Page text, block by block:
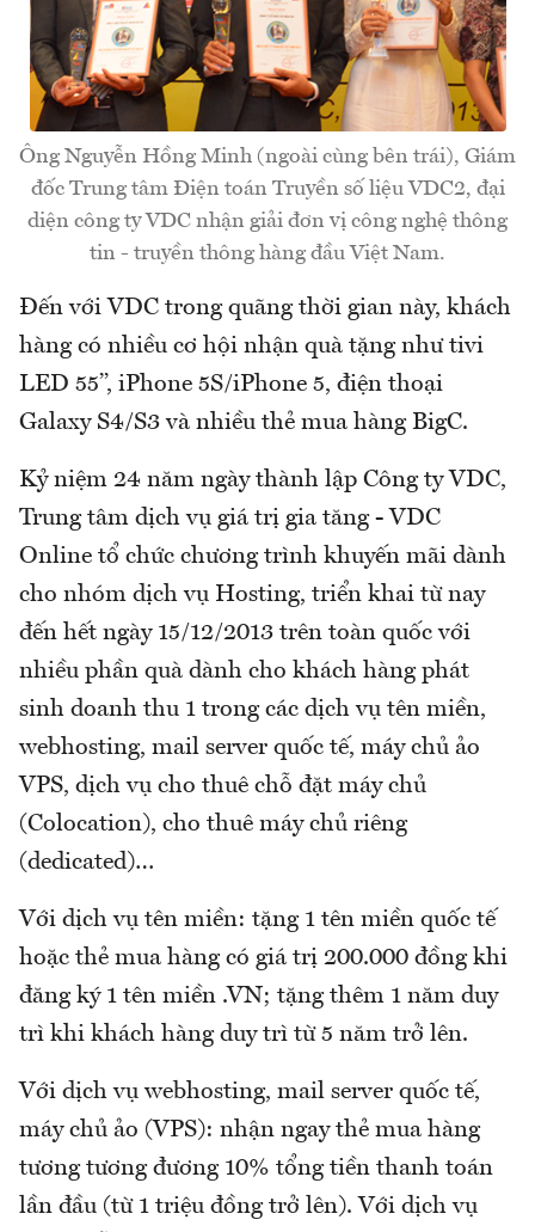
Ông Nguyễn Hồng Minh (ngoài cùng bên trái), Giám
đốc Trung tâm Điện toán Truyền số liệu VDC2, đại
diện công ty VDC nhận giải đơn vị công nghệ thông
tin - truyền thông hàng đầu Việt Nam.
Đến với VDC trong quãng thời gian này, khách
hàng có nhiều cơ hội nhận quà tặng như tivi
LED 55’’, iPhone 5S/iPhone 5, điện thoại
Galaxy S4/S3 và nhiều thẻ mua hàng BigC.
Kỷ niệm 24 năm ngày thành lập Công ty VDC,
Trung tâm dịch vụ giá trị gia tăng - VDC
Online tổ chức chương trình khuyến mãi dành
cho nhóm dịch vụ Hosting, triển khai từ nay
đến hết ngày 15/12/2013 trên toàn quốc với
nhiều phần quà dành cho khách hàng phát
sinh doanh thu 1 trong các dịch vụ tên miền,
webhosting, mail server quốc tế, máy chủ ảo
VPS, dịch vụ cho thuê chỗ đặt máy chủ
(Colocation), cho thuê máy chủ riêng
(dedicated)…
Với dịch vụ tên miền: tặng 1 tên miền quốc tế
hoặc thẻ mua hàng có giá trị 200.000 đồng khi
đăng ký 1 tên miền .VN; tặng thêm 1 năm duy
trì khi khách hàng duy trì từ 5 năm trở lên.
Với dịch vụ webhosting, mail server quốc tế,
máy chủ ảo (VPS): nhận ngay thẻ mua hàng
tương tương đương 10% tổng tiền thanh toán
lần đầu (từ 1 triệu đồng trở lên). Với dịch vụ